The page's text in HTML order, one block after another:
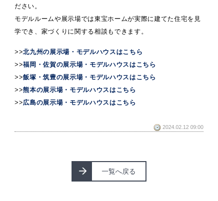
ださい。
モデルルームや展示場では東宝ホームが実際に建てた住宅を見
学でき、家づくりに関する相談もできます。
>>北九州の展示場・モデルハウスはこちら
>>福岡・佐賀の展示場・モデルハウスはこちら
>>飯塚・筑豊の展示場・モデルハウスはこちら
>>熊本の展示場・モデルハウスはこちら
>>広島の展示場・モデルハウスはこちら
2024.02.12 09:00
一覧へ戻る